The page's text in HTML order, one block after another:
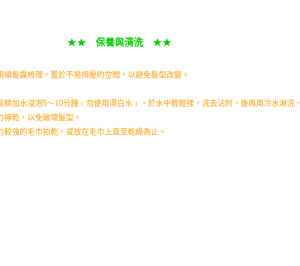
★★ 保養與清洗 ★★
髮露梳理，置於不易擠壓的空間，以避免髮型改變。
加水浸泡5～10分鐘﹙勿使用漂白水﹚，於水中輕輕揉，洗去沾附，後再用冷水淋洗，
乾，以免破壞髮型。
強的毛巾拍乾，或放在毛巾上直至乾燥為止。